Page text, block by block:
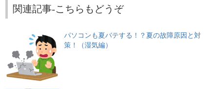
関連記事-こちらもどうぞ
パソコンも夏バテする！？夏の故障原因と対
策！（湿気編）